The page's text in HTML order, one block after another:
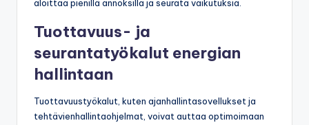
aloittaa pienillä annoksilla ja seurata vaikutuksia.
Tuottavuus- ja
seurantatyökalut energian
hallintaan
Tuottavuustyökalut, kuten ajanhallintasovellukset ja
tehtävienhallintaohjelmat, voivat auttaa optimoimaan